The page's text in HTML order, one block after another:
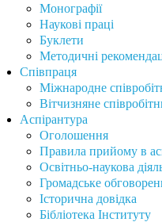
Монографії
Наукові праці
Буклети
Методичні
Співпраця
Міжнародне
Вітчизняне
Аспірантура
Оголошення
Правила прийому в
Освітньо-наукова
Громадське
Історична довідка
Бібліотека Інституту